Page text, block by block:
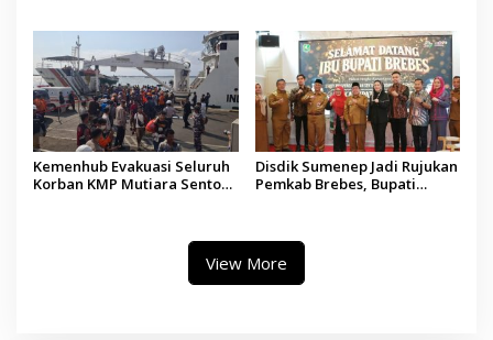
Kemenhub Evakuasi Seluruh
Korban KMP Mutiara Sentosa
Disdik Sumenep Jadi Rujukan
Pemkab Brebes, Bupati
View More